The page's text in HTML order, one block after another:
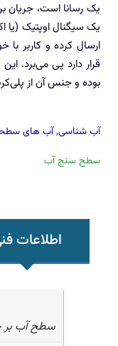
یک رسانا است، جریان
یک سیگنال اوپتیک
ارسال کرده و کاربر
بوده و جنس آن از
آب شناسی,آب های
سطح سنج آب
اطلاعات
سطح آب بر